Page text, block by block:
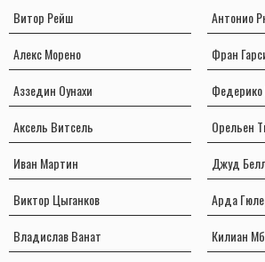
Витор Рейш
Алекс Морено
Аззедин Оунахи
Аксель Витсель
Иван Мартин
Виктор Цыганков
Владислав Ванат
Антонио
Фран
Орельен
Джуд
Арда
Килиан